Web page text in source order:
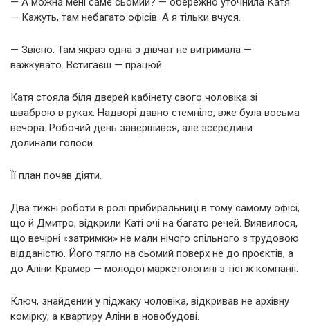
— Кажуть, там небагато офісів. А я тільки вчуся.
— Звісно. Там якраз одна з дівчат не витримала —
важкувато. Встигаєш — працюй.
Катя стояла біля дверей кабінету свого чоловіка зі
шваброю в руках. Надворі давно стемніло, вже була восьма
вечора. Робочий день завершився, але зсередини
долинали голоси.
Її план почав діяти.
Два тижні роботи в ролі прибиральниці в тому самому офісі,
що й Дмитро, відкрили Каті очі на багато речей. Виявилося,
що вечірні «затримки» не мали нічого спільного з трудовою
відданістю. Його тягло на сьомий поверх не до проєктів, а
до Аліни Крамер — молодої маркетологині з тієї ж компанії.
Ключ, знайдений у піджаку чоловіка, відкривав не архівну
комірку, а квартиру Аліни в новобудові.